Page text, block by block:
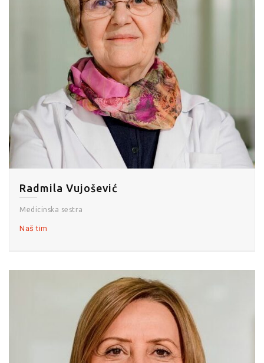
Radmila Vujošević
Medicinska sestra
Naš tim